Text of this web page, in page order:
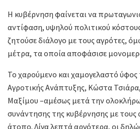
Η κυβέρνηση φαίνεται να
αντίφαση, υψηλού πολιτικού
ζητούσε διάλογο με τους αγρότες,
μέτρα, τα οποία αποφάσισε
Το χαρούμενο και χαμογελαστό
Αγροτικής Ανάπτυξης, Κώστα
Μαξίμου –αμέσως μετά την
συνάντησης της κυβέρνησης με τους
άτοπο. Λίγα λεπτά αργότερα, οι